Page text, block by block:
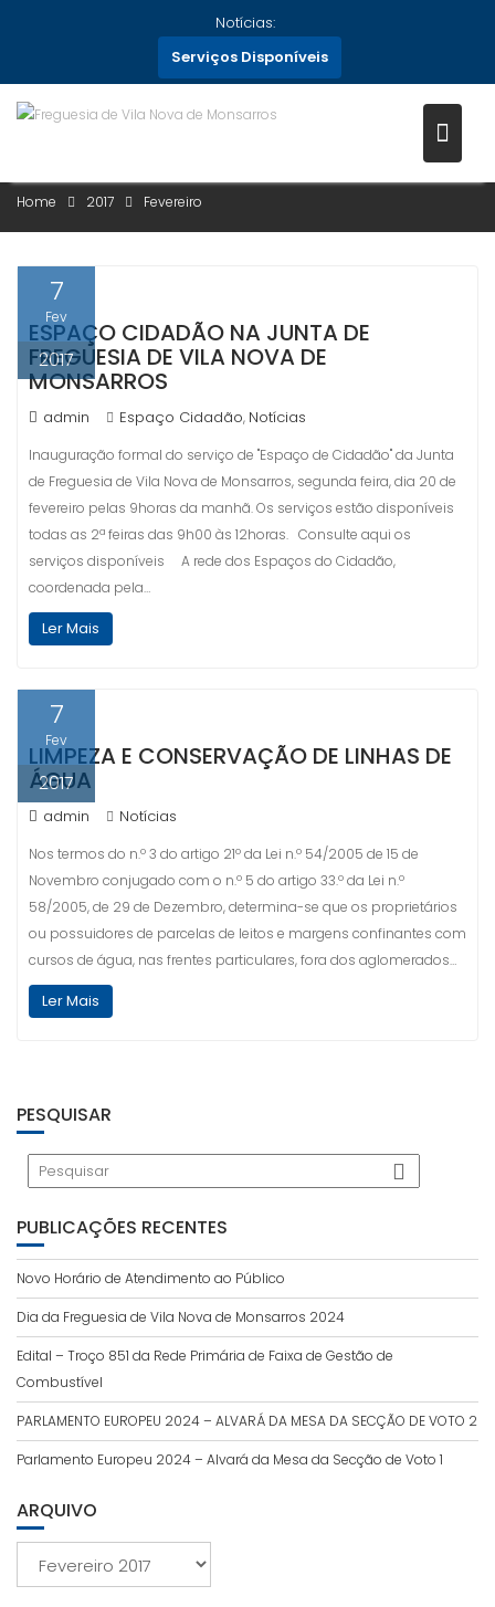
Notícias:
Serviços Disponíveis
Home 2017 Fevereiro
7
Fev
2017
ESPAÇO CIDADÃO NA JUNTA DE
FREGUESIA DE VILA NOVA DE
MONSARROS
admin Espaço Cidadão, Notícias
Inauguração formal do serviço de "Espaço de Cidadão" da Junta
de Freguesia de Vila Nova de Monsarros, segunda feira, dia 20 de
fevereiro pelas 9horas da manhã. Os serviços estão disponíveis
todas as 2ª feiras das 9h00 às 12horas. Consulte aqui os
serviços disponíveis A rede dos Espaços do Cidadão,
coordenada pela…
Ler Mais
7
Fev
2017
LIMPEZA E CONSERVAÇÃO DE LINHAS DE
ÁGUA
admin Notícias
Nos termos do n.º 3 do artigo 21º da Lei n.º 54/2005 de 15 de
Novembro conjugado com o n.º 5 do artigo 33.º da Lei n.º
58/2005, de 29 de Dezembro, determina-se que os proprietários
ou possuidores de parcelas de leitos e margens confinantes com
cursos de água, nas frentes particulares, fora dos aglomerados…
Ler Mais
PESQUISAR
PUBLICAÇÕES RECENTES
Novo Horário de Atendimento ao Público
Dia da Freguesia de Vila Nova de Monsarros 2024
Edital – Troço 851 da Rede Primária de Faixa de Gestão de
Combustível
PARLAMENTO EUROPEU 2024 – ALVARÁ DA MESA DA SECÇÃO DE VOTO 2
Parlamento Europeu 2024 – Alvará da Mesa da Secção de Voto 1
ARQUIVO